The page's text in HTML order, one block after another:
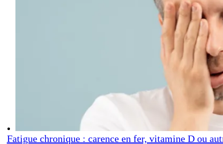
Fatigue chronique : carence en fer, vitamine D ou